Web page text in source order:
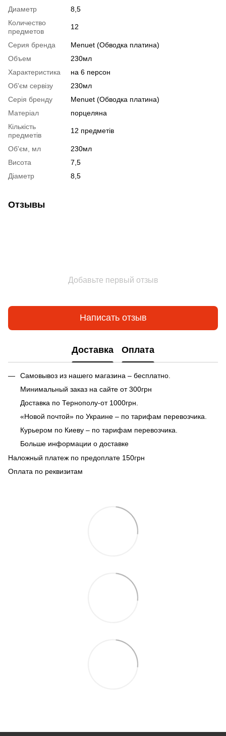
Диаметр
8,5
Количество
предметов
12
Серия бренда
Menuet (Обводка платина)
Объем
230мл
Характеристика
на 6 персон
Об'єм сервізу
230мл
Серія бренду
Menuet (Обводка платина)
Матеріал
порцеляна
Кількість
предметів
12 предметів
Об'єм, мл
230мл
Висота
7,5
Діаметр
8,5
Отзывы
Добавьте первый отзыв
Написать отзыв
Доставка Оплата
Самовывоз из нашего магазина – бесплатно.
Минимальный заказ на сайте от 300грн
Доставка по Тернополу-от 1000грн.
«Новой почтой» по Украине – по тарифам перевозчика.
Курьером по Киеву – по тарифам перевозчика.
Больше информации о доставке
Наложный платеж по предоплате 150грн
Оплата по реквизитам